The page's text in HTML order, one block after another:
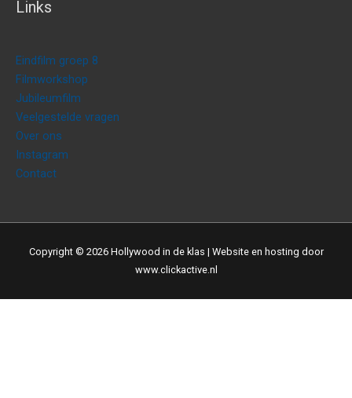
Links
Eindfilm groep 8
Filmworkshop
Jubileumfilm
Veelgestelde vragen
Over ons
Instagram
Contact
Copyright © 2026 Hollywood in de klas | Website en hosting door
www.clickactive.nl